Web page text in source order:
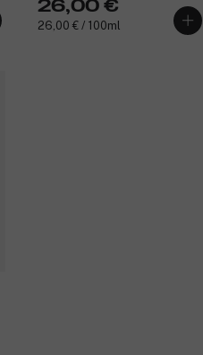
26,00 €
26,00 € / 100ml